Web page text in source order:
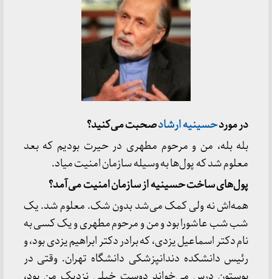
در موردحسینیه ارشادصحبت می‌کنید؟
بله بله، من و مرحوم مطهری در حیرت بودیم که بعد
معلوم شد که پول‌ها به وسیله سازمان امنیت میاد.
پول‌های ساخت حسینیه از سازمان امنیت می‌آمد؟
همه‌اش نه ولی کمک می‌شد بدون شک. معلوم شد. یک
شب شب عاشورا بود و من و مرحوم مطهری و یک کسی به
نام دکتر اسماعیل یزدی، که برادر دکتر ابراهیم یزدی بود، و
رئیس دانشکده دندانپزشکی دانشگاه تهران. وقتی در